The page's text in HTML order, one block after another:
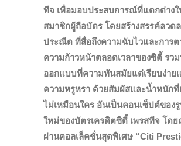
ทีจ เพื่อมอบประสบการณ์ที่แตกต่าง
สมาชิกผู้ถือบัตร โดยสร้างสรรค์ลวด
ประณีต ที่สื่อถึงความฉับไวและการ
ความก้าวหน้าตลอดเวลาของซิตี้ รว
ออกแบบที่ความทันสมัยแต่เรียบง่าย
ความหรูหรา ด้วยสัมผัสและน้ำหนัก
ไม่เหมือนใคร อันเป็นคอนเซ็ปต์ของ
ใหม่ของบัตรเครดิตซิตี้ เพรสทีจ โด
ผ่านคอลเล็คชั่นสุดพิเศษ “Citi